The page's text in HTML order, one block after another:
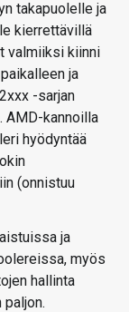
takapuolelle ja
kierrettävillä
valmiiksi kiinni
ja
-sarjan
AMD-kannoilla
hyödyntää
(onnistuu
ja
myös
hallinta